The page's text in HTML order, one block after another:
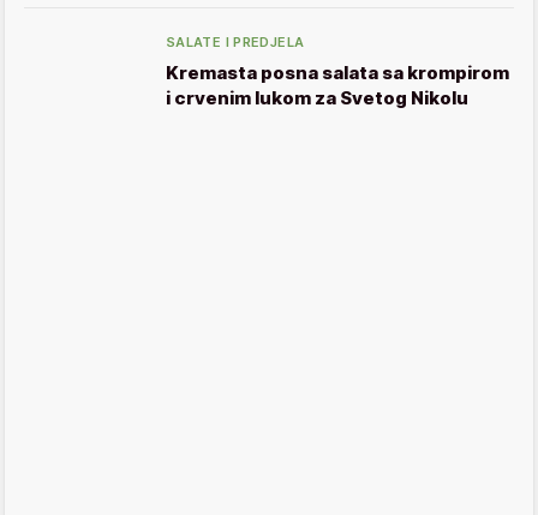
SALATE I PREDJELA
Kremasta posna salata sa krompirom
i crvenim lukom za Svetog Nikolu